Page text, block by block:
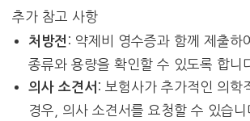
추가 참고 사항
처방전 : 약제비 영수증과 함께 제출하
종류와 용량을 확인할 수 있도록 합니
의사 소견서 : 보험사가 추가적인 의학
경우, 의사 소견서를 요청할 수 있습니